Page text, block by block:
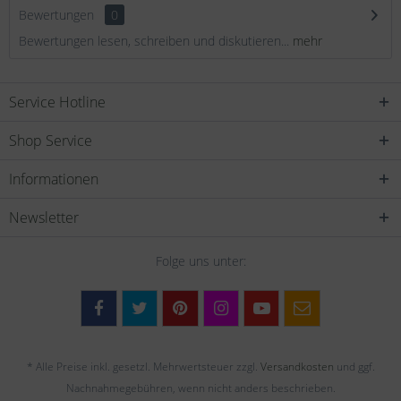
Bewertungen
0
Bewertungen lesen, schreiben und diskutieren... mehr
Service Hotline
Shop Service
Informationen
Newsletter
Folge uns unter:
* Alle Preise inkl. gesetzl. Mehrwertsteuer zzgl. Versandkosten und ggf.
Nachnahmegebühren, wenn nicht anders beschrieben.